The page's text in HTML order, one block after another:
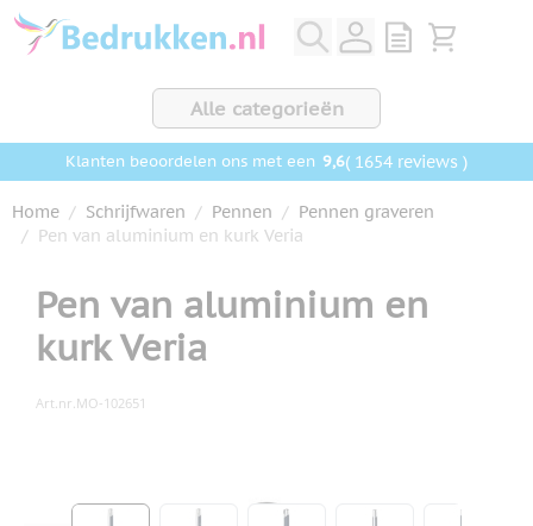
Ga naar de inhoud
View quote,
Bekijk
Alle categorieën
Klanten beoordelen ons met een 9,6( 1654 reviews )
Home / Schrijfwaren / Pennen / Pennen graveren
/ Pen van aluminium en kurk Veria
Pen van aluminium en
kurk Veria
Art.nr. MO-102651
View larger imageView larger imageView larger image
View larger